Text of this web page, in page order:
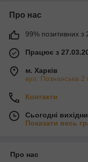
Про нас
99% позитивних з
Працює з
м. Харків
вул. Познанська 2
Контакти
Сьогодні
Показати весь
Про нас